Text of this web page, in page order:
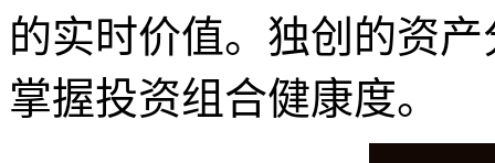
的实时价值。独创的资
掌握投资组合健康度。